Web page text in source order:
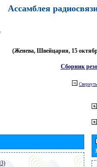
Ассамблея
(Женева, Швейцария, 15
Сборник
Свернуть